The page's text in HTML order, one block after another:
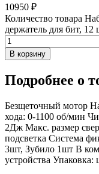
10950 ₽
Количество товара
держатель для бит,
В корзину
Подробнее о
Безщеточный мотор
хода: 0-1100 об/мин
2Дж Макс. размер
подсветка Система
3шт, Зубило 1шт В
устройства Упаковка: